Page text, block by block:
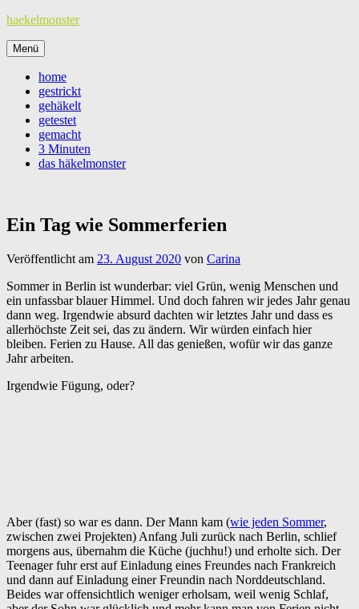
Zum
springen
haekelmonster
Menü
home
gestrickt
gehäkelt
getestet
gemacht
3 Minuten
das häkelmonster
Ein Tag wie Sommerferien
Veröffentlicht am 23. August 2020 von Carina
Sommer in Berlin ist wunderbar: viel Grün, wenig Menschen und
ein unfassbar blauer Himmel. Und doch fahren wir jedes Jahr genau
dann weg. Irgendwie absurd dachten wir letztes Jahr und dass es
allerhöchste Zeit sei, das zu ändern. Wir würden einfach hier
bleiben. Ferien zu Hause. All das genießen, wofür wir das ganze
Jahr arbeiten.
Irgendwie Fügung, oder?
Aber (fast) so war es dann. Der Mann kam (wie jeden Sommer,
zwischen zwei Projekten) Anfang Juli zurück nach Berlin, schlief
morgens aus, übernahm die Küche (juchhu!) und erholte sich. Der
Teenager fuhr erst auf Einladung eines Freundes nach Frankreich
und dann auf Einladung einer Freundin nach Norddeutschland.
Beides war offensichtlich weniger erholsam, weil wenig Schlaf,